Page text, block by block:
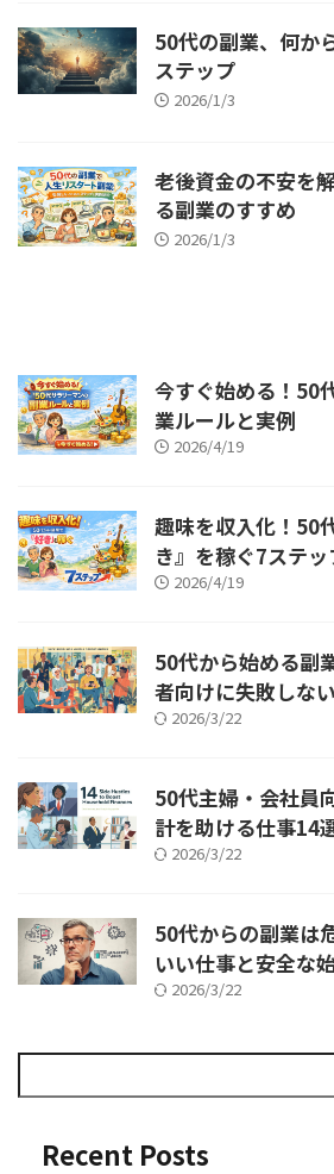
50代の副業、何か
ステップ
2026/1/3
老後資金の不安を
る副業のすすめ
2026/1/3
今すぐ始める！50
業ルールと実例
2026/4/19
趣味を収入化！50
き』を稼ぐ7ステッ
2026/4/19
50代から始める副
者向けに失敗しな
2026/3/22
50代主婦・会社員
計を助ける仕事14
2026/3/22
50代からの副業は
いい仕事と安全な
2026/3/22
Recent Posts